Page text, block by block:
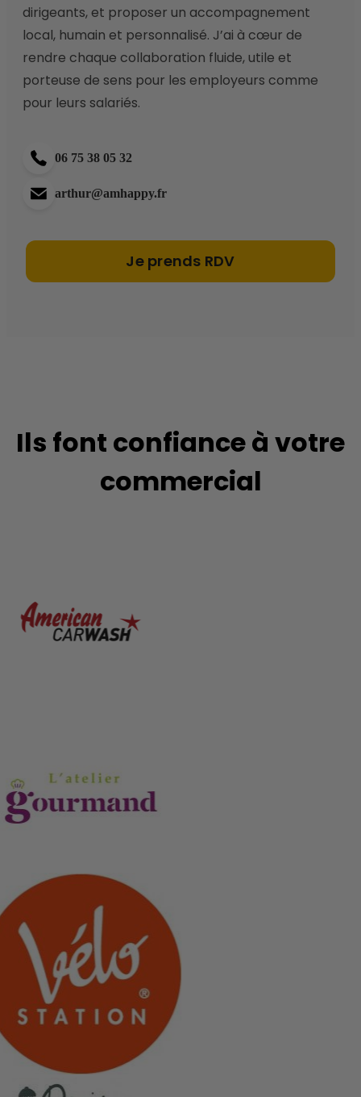
dirigeants, et proposer un accompagnement
local, humain et personnalisé. J’ai à cœur de
rendre chaque collaboration fluide, utile et
porteuse de sens pour les employeurs comme
pour leurs salariés.
06 75 38 05 32
arthur@amhappy.fr
Je prends RDV
Ils font confiance à votre
commercial